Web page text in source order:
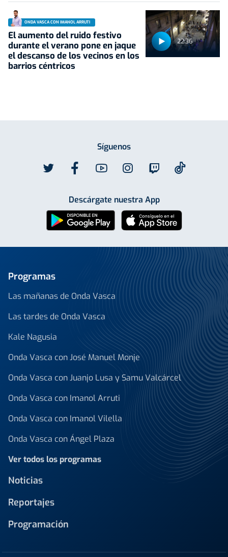
22:36
ONDA VASCA CON IMANOL ARRUTI
El aumento del ruido festivo
durante el verano pone en jaque
el descanso de los vecinos en los
barrios céntricos
Síguenos
Descárgate nuestra App
Programas
Las mañanas de Onda Vasca
Las tardes de Onda Vasca
Kale Nagusia
Onda Vasca con José Manuel Monje
Onda Vasca con Juanjo Lusa y Samu Valcárcel
Onda Vasca con Imanol Arruti
Onda Vasca con Imanol Vilella
Onda Vasca con Ángel Plaza
Ver todos los programas
Noticias
Reportajes
Programación